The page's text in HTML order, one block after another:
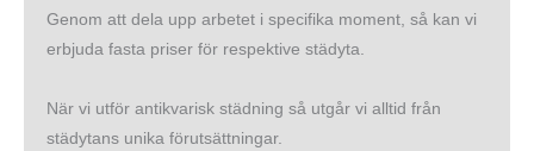
Genom att dela upp arbetet i specifika moment, så kan vi
erbjuda fasta priser för respektive städyta.
När vi utför antikvarisk städning så utgår vi alltid från
städytans unika förutsättningar.